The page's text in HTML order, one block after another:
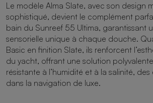
Le modèle Alma Slate, avec son design
sophistiqué, devient le complément
bain du Sunreef 55 Ultima, garantissant
sensorielle unique à chaque douche.
Basic en finition Slate, ils renforcent
du yacht, offrant une solution
résistante à l’humidité et à la salinité,
dans la navigation de luxe.